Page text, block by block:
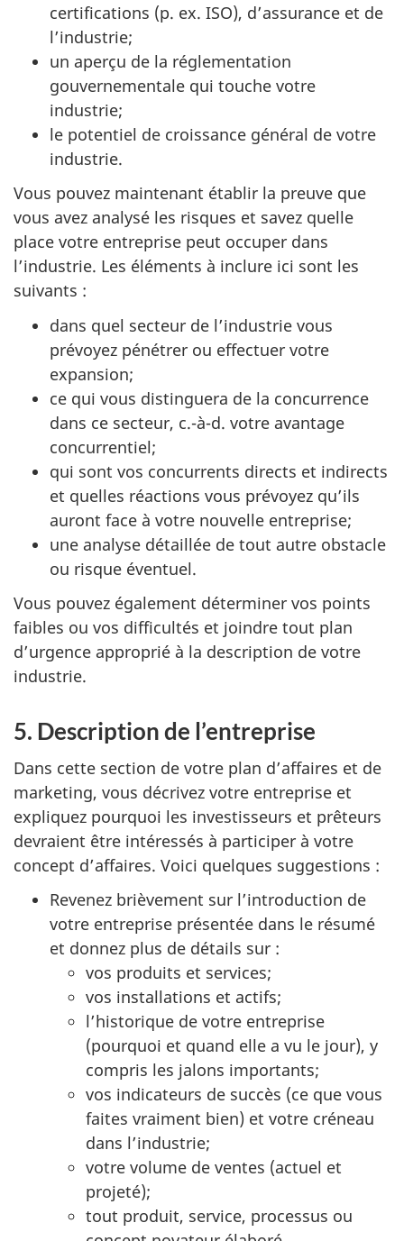
certifications (p. ex. ISO), d’assurance et de
l’industrie;
un aperçu de la réglementation
gouvernementale qui touche votre
industrie;
le potentiel de croissance général de votre
industrie.
Vous pouvez maintenant établir la preuve que
vous avez analysé les risques et savez quelle
place votre entreprise peut occuper dans
l’industrie. Les éléments à inclure ici sont les
suivants :
dans quel secteur de l’industrie vous
prévoyez pénétrer ou effectuer votre
expansion;
ce qui vous distinguera de la concurrence
dans ce secteur, c.-à-d. votre avantage
concurrentiel;
qui sont vos concurrents directs et indirects
et quelles réactions vous prévoyez qu’ils
auront face à votre nouvelle entreprise;
une analyse détaillée de tout autre obstacle
ou risque éventuel.
Vous pouvez également déterminer vos points
faibles ou vos difficultés et joindre tout plan
d’urgence approprié à la description de votre
industrie.
5. Description de l’entreprise
Dans cette section de votre plan d’affaires et de
marketing, vous décrivez votre entreprise et
expliquez pourquoi les investisseurs et prêteurs
devraient être intéressés à participer à votre
concept d’affaires. Voici quelques suggestions :
Revenez brièvement sur l’introduction de
votre entreprise présentée dans le résumé
et donnez plus de détails sur :
vos produits et services;
vos installations et actifs;
l’historique de votre entreprise
(pourquoi et quand elle a vu le jour), y
compris les jalons importants;
vos indicateurs de succès (ce que vous
faites vraiment bien) et votre créneau
dans l’industrie;
votre volume de ventes (actuel et
projeté);
tout produit, service, processus ou